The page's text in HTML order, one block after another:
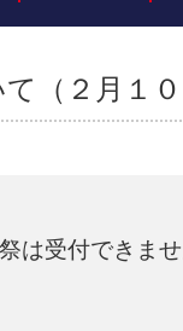
（２月１０
は受付できませ